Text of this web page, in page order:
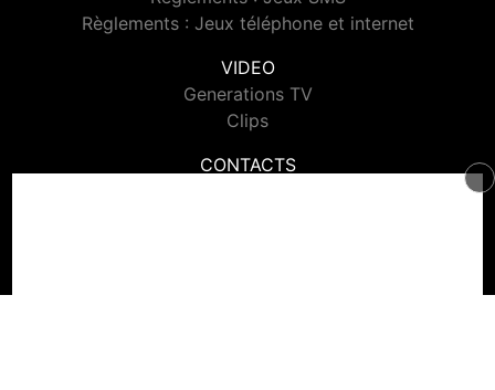
Règlements : Jeux téléphone et internet
VIDEO
Generations TV
Clips
CONTACTS